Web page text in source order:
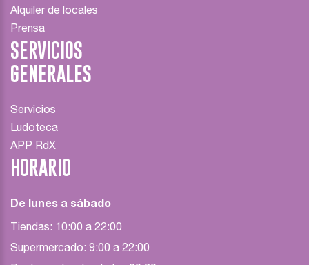
Alquiler de locales
Prensa
SERVICIOS
GENERALES
Servicios
Ludoteca
APP RdX
HORARIO
De lunes a sábado
Tiendas: 10:00 a 22:00
Supermercado: 9:00 a 22:00